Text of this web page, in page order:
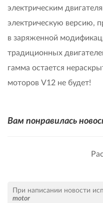
электрическим
электрическую версию,
в заряженной
традиционных
гамма остается
моторов V12 не будет!
Вам понравилась
При написании новости
motor